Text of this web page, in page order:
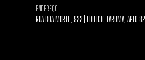
ENDEREÇO
RUA BOA MORTE, 922 | EDIFÍCIO TARUMÃ, APTO 82